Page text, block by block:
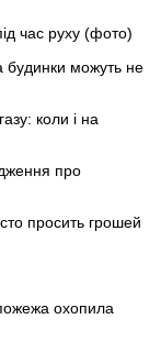
час руху (фото)
будинки можуть не
коли і на
про
просить грошей
охопила